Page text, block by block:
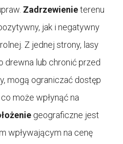
Zadrzewienieterenu
jak i negatywny
Z jednej strony, lasy
drewna lub chronić przed
mogą ograniczać dostęp
może wpłynąć na
geograficzne jest
wpływającym na cenę